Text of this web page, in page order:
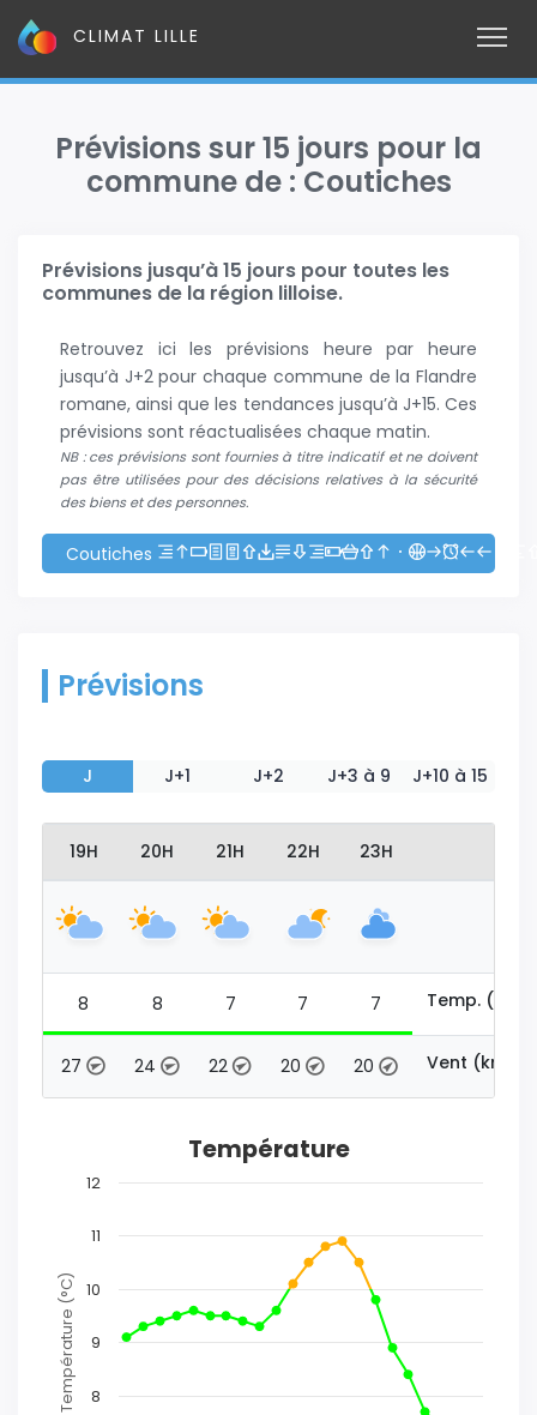
CLIMAT LILLE
Prévisions sur 15 jours pour la
commune de : Coutiches
Prévisions jusqu’à 15 jours pour toutes les
communes de la région lilloise.
Retrouvez ici les prévisions heure par heure
jusqu’à J+2 pour chaque commune de la Flandre
romane, ainsi que les tendances jusqu’à J+15. Ces
prévisions sont réactualisées chaque matin.
NB : ces prévisions sont fournies à titre indicatif et ne doivent
pas être utilisées pour des décisions relatives à la sécurité
des biens et des personnes.
Coutiches
Prévisions
J J+1 J+2 J+3 à 9 J+10 à 15
19H 20H 21H 22H 23H
8 8 7 7 7 Temp. (°C)
27 24 22 20 20 Vent (km/h)
Température (°C)
Température
8
9
10
11
12